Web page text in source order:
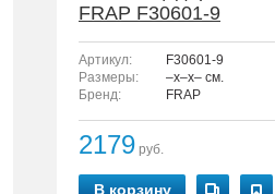
FRAP F30601-9
Артикул:
F30601-9
Размеры:
–x–x– см.
Бренд:
FRAP
2179 руб.
В корзину